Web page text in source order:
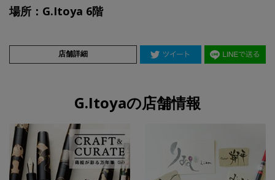
場所：G.Itoya 6階
店舗詳細
G.Itoyaの店舗情報